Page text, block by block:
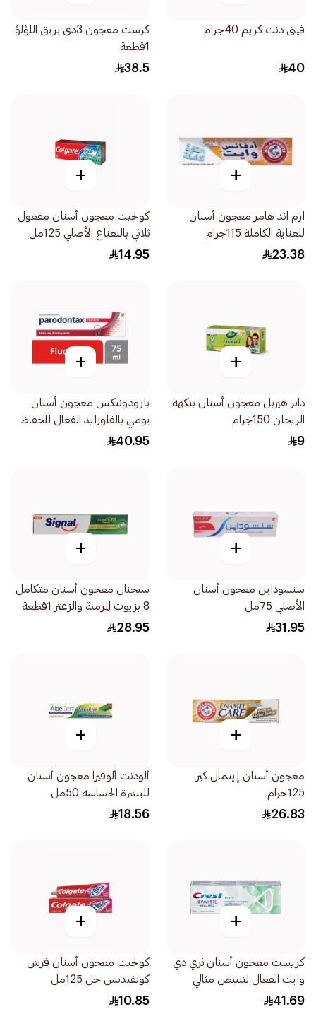
فيتى دنت كريم 40جرام
40
كرست معجون 3دي بريق اللؤلؤ
1قطعة
38.5
+
ارم اند هامر معجون أسنان
للعناية الكاملة 115جرام
23.38
+
كولجيت معجون أسنان مفعول
ثلاثي بالنعناع الأصلي 125مل
14.95
+
دابر هيربل معجون أسنان بنكهة
الريحان 150جرام
9
+
بارودونتكس معجون أسنان
يومي بالفلورايد الفعال للحفاظ
على صحة اللثة والأسنان 75مل
40.95
+
سنسوداين معجون أسنان
الأصلي 75مل
31.95
+
سيجنال معجون أسنان متكامل
8 بزيوت المرمية والزعتر 1قطعة
28.95
+
معجون أسنان إينمال كير
125جرام
26.83
+
ألودنت ألوفيرا معجون أسنان
للبشرة الحساسة 50مل
18.56
+
كريست معجون أسنان ثري دي
وايت الفعال لتبييض مثالي
ومكثف وإزالة التصبغات 75مل
41.69
+
كولجيت معجون أسنان فرش
كونفيدنس جل 125مل
10.85